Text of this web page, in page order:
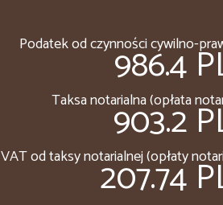
Podatek od czynności cywilno-
986.4
Taksa notarialna (opłata
903.2
VAT od taksy notarialnej (opłaty
207.74